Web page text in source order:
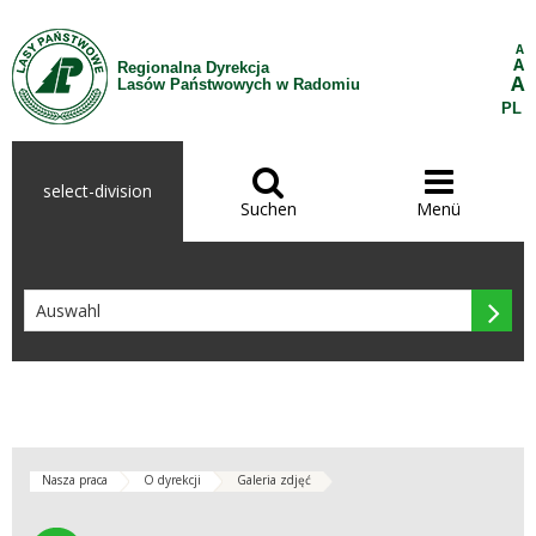
Zum Inhalt wechseln
Regionalna Dyrekcja
Lasów Państwowych w Radomiu
A
A
A
PL
select-division 
Suchen

Menü

Nasza praca O dyrekcji Galeria zdjęć